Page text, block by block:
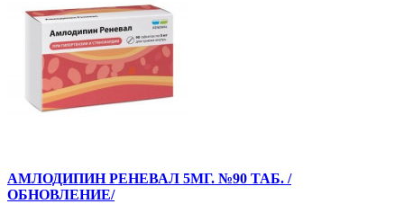
АМЛОДИПИН РЕНЕВАЛ 5МГ. №90 ТАБ. /
ОБНОВЛЕНИЕ/